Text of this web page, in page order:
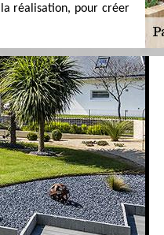
réalisation, pour créer